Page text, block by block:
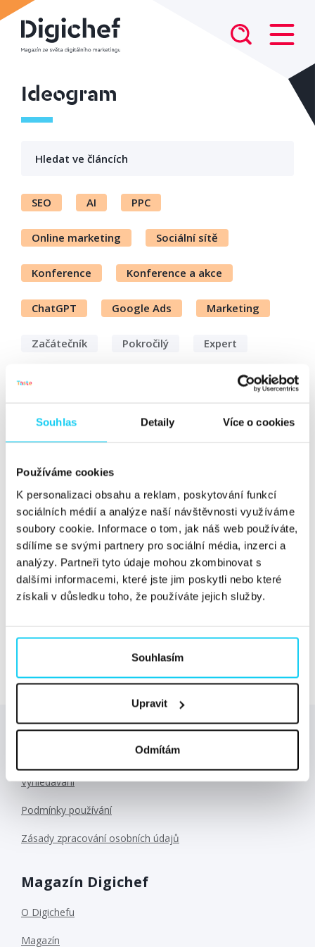
Souhlas Detaily Více o cookies
Používáme cookies
K personalizaci obsahu a reklam, poskytování funkcí
sociálních médií a analýze naší návštěvnosti využíváme
soubory cookie. Informace o tom, jak náš web používáte,
sdílíme se svými partnery pro sociální média, inzerci a
analýzy. Partneři tyto údaje mohou zkombinovat s
dalšími informacemi, které jste jim poskytli nebo které
získali v důsledku toho, že používáte jejich služby.
Souhlasím
Upravit
Odmítám
Ideogram
SEO AI PPC
Online marketing Sociální sítě
Konference Konference a akce
ChatGPT Google Ads Marketing
Začátečník Pokročilý Expert
AI obrázky z hlediska SEO?
Článek
David Bureš SEO 9. 4. 2025
Obsah generovaný prostřednictvím AI je velkým
tématem posledních měsíců, na který se dá dívat
různorodým pohledem. Velkým tématem je i v oblasti
Důležité odkazy
Vyhledávání
Podmínky používání
Zásady zpracování osobních údajů
Magazín Digichef
O Digichefu
Magazín